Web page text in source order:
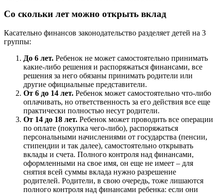
Со скольки лет можно открыть вклад
Касательно финансов законодательство разделяет детей на 3
группы:
До 6 лет. Ребенок не может самостоятельно принимать
какие-либо решения и распоряжаться финансами, все
решения за него обязаны принимать родители или
другие официальные представители.
От 6 до 14 лет. Ребенок может самостоятельно что-либо
оплачивать, но ответственность за его действия все еще
практически полностью несут родители.
От 14 до 18 лет. Ребенок может проводить все операции
по оплате (покупка чего-либо), распоряжаться
персональными начислениями от государства (пенсии,
стипендии и так далее), самостоятельно открывать
вклады и счета. Полного контроля над финансами,
оформленными на свое имя, он еще не имеет – для
снятия всей суммы вклада нужно разрешение
родителей. Родители, в свою очередь, тоже лишаются
полного контроля над финансами ребенка: если они